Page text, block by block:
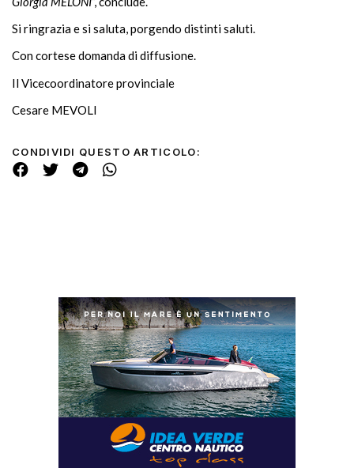
Si ringrazia e si saluta, porgendo distinti saluti.
Con cortese domanda di diffusione.
Il Vicecoordinatore provinciale
Cesare MEVOLI
CONDIVIDI QUESTO ARTICOLO: